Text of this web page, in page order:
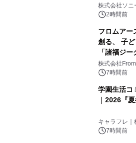
開始
株式会社ソニ
ンズ2時間前
フロムアー
創る、 子
「諸福ジ
(日)開催
株式会社
7時間前
学園生活コ
｜2026『
キャラフレ｜
デザインズ
7時間前